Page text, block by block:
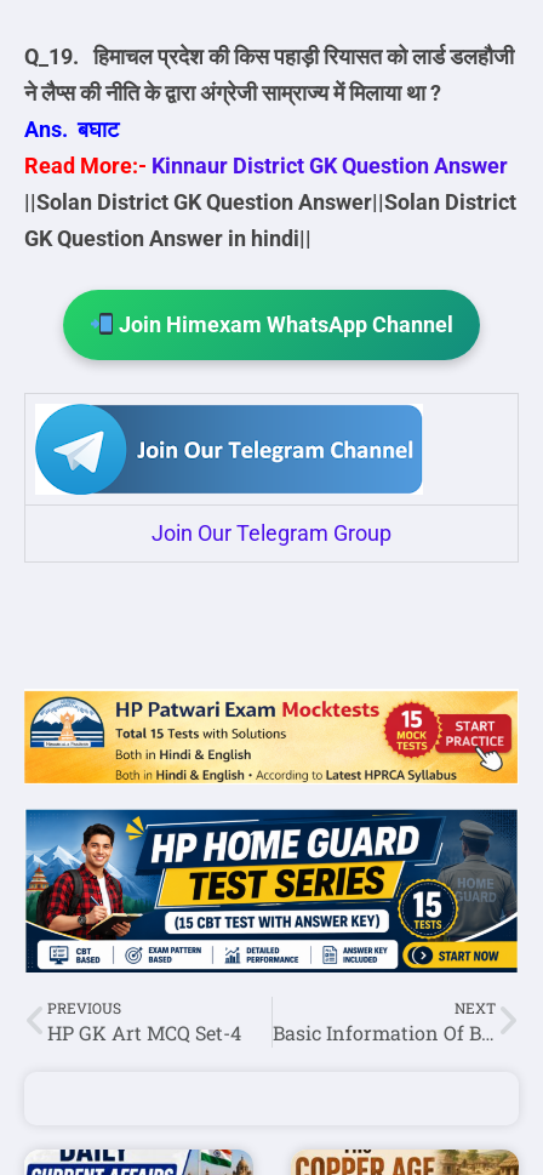
Q_19. हिमाचल प्रदेश की किस पहाड़ी रियासत को लार्ड डलहौजी
ने लैप्स की नीति के द्वारा अंग्रेजी साम्राज्य में मिलाया था ?
Ans. बघाट
Read More:- Kinnaur District GK Question Answer
||Solan District GK Question Answer||Solan District
GK Question Answer in hindi||
Join Himexam WhatsApp Channel
Join Our Telegram Group
PREVIOUS
HP GK Art MCQ Set-4
NEXT
Basic Information Of Bilaspur District